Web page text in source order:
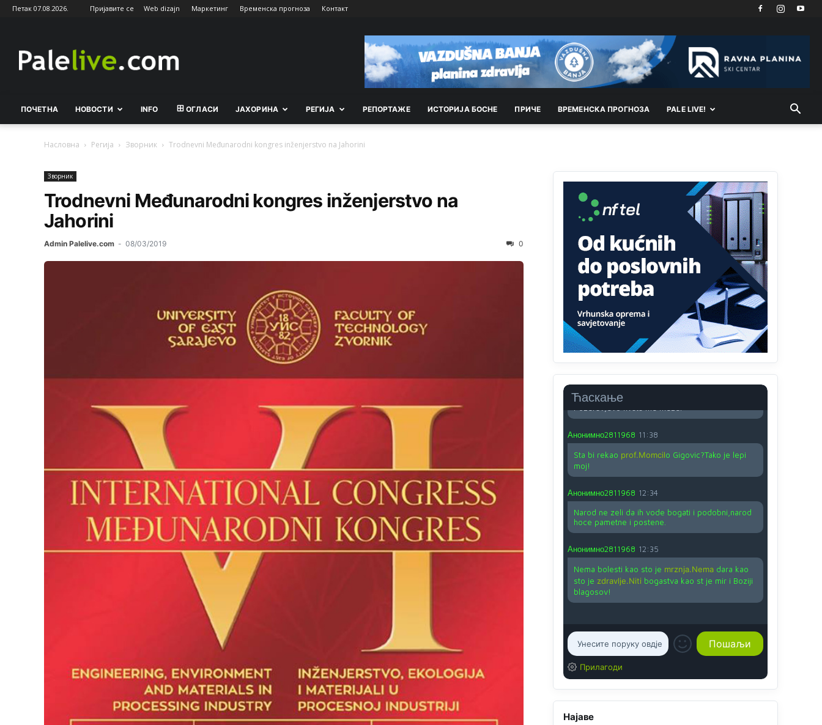
Петак 07.08.2026. Пријавите се Web dizajn Маркетинг Временска прогноза Контакт
ПОЧЕТНА НОВОСТИ INFO ОГЛАСИ ЈАХОРИНА РEГИЈА РEПОРТАЖE ИСТОРИЈА БОСНЕ ПРИЧЕ ВРEМEНСКА ПРОГНОЗА PALE LIVE!
Насловна Регија Зворник Trodnevni Međunarodni kongres inženjerstvo na Jahorini
Зворник
Trodnevni Međunarodni kongres inženjerstvo na
Jahorini
Admin Palelive.com - 08/03/2019 0
Ћаскање
Анонимно2806721 јуче 2:27
Kuniocu ide q u guz...
Анонимно2808843
reconquista
vjeka,neko rece za Radovana i Ratka kaki su oni
srbi...i poce dalje da besjedi znam ja dobro sta je
bilo u Ag-ci...
Анонимно2810587
Proguglajte
Анонимно2810587 11:21
O kako su cudni lvi ljudi,uzeli bi sve da mogu...a
ja srce svima fajem,radujem se tudjoj sreci.I ko
ima i ko nema na iso ce mjesto leci!
Анонимно2810587
Nije u svijetu problem,nahraniti siromasnd,kako
nahraniti bogate!?
Анонимно2810587
Анонимно2811968 11:38
Sta bi rekao prof.Momcilo Gigovic?Tako je lepi
moj!
Анонимно2811968 12:34
Narod ne zeli da ih vode bogati i podobni,narod
hoce pametne i postene.
Анонимно2811968 12:35
Nema bolesti kao sto je mrznja.Nemadara kao
sto je zdravlje.Niti bogastva kao st je mir i Boziji
blagosov!
Прилагоди
Најаве